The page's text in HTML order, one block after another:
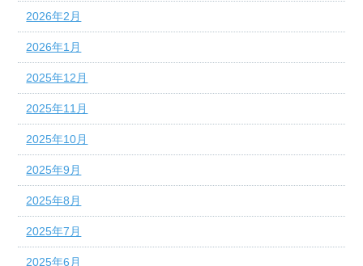
2026年2月
2026年1月
2025年12月
2025年11月
2025年10月
2025年9月
2025年8月
2025年7月
2025年6月